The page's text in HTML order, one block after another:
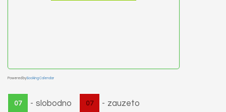
Powered byBooking Calendar
07 - slobodno 07 - zauzeto